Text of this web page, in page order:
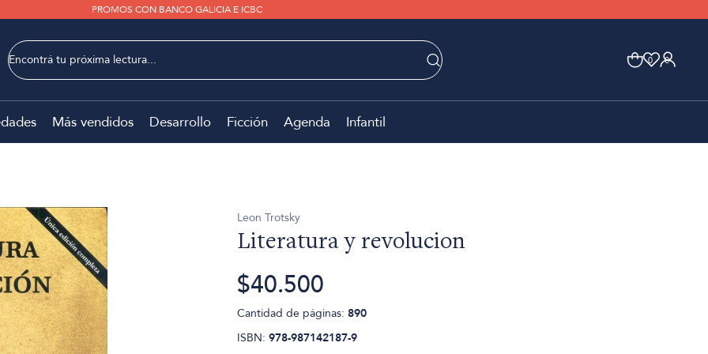
PROMOS CON BANCO GALICIA E ICBC
0 0
Más vendidos Desarrollo Ficción Agenda Infantil
Leon Trotsky
Literatura y revolucion
$40.500
Cantidad de páginas: 890
ISBN: 978-987142187-9